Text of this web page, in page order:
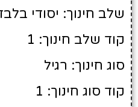
שלב חינוך: יסודי בלבד
קוד שלב חינוך: 1
סוג חינוך: רגיל
קוד סוג חינוך: 1